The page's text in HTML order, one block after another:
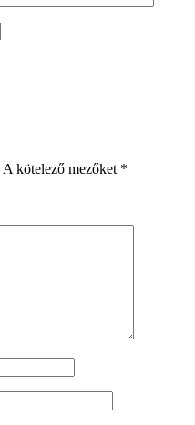
A kötelező mezőket *